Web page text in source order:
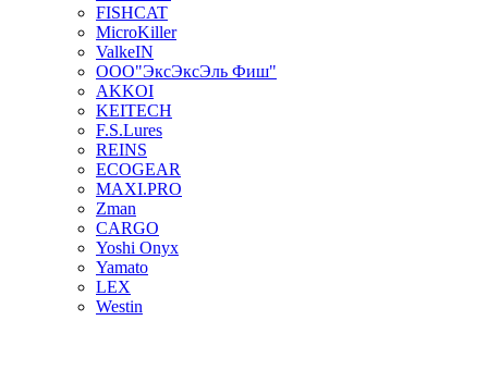
FISHCAT
MicroKiller
ValkeIN
ООО"ЭксЭксЭль Фиш"
AKKOI
KEITECH
F.S.Lures
REINS
ECOGEAR
MAXI.PRO
Zman
CARGO
Yoshi Onyx
Yamato
LEX
Westin